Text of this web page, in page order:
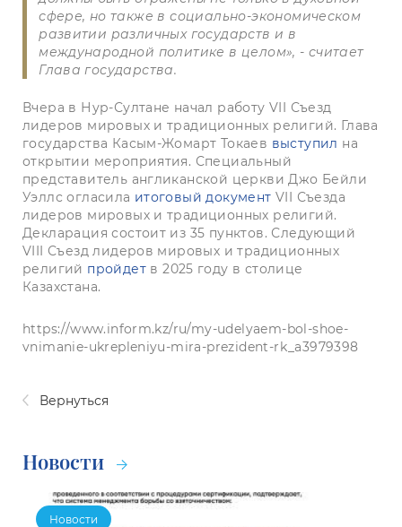
сфере, но также в социально-экономическом
развитии различных государств и в
международной политике в целом», - считает
Глава государства.
Вчера в Нур-Султане начал работу VII Съезд
лидеров мировых и традиционных религий. Глава
государства Касым-Жомарт Токаев выступил на
открытии мероприятия. Специальный
представитель англиканской церкви Джо Бейли
Уэллс огласила итоговый документ VII Съезда
лидеров мировых и традиционных религий.
Декларация состоит из 35 пунктов. Следующий
VIII Съезд лидеров мировых и традиционных
религий пройдет в 2025 году в столице
Казахстана.
https://www.inform.kz/ru/my-udelyaem-bol-shoe-
vnimanie-ukrepleniyu-mira-prezident-rk_a3979398
Вернуться
Новости
Новости